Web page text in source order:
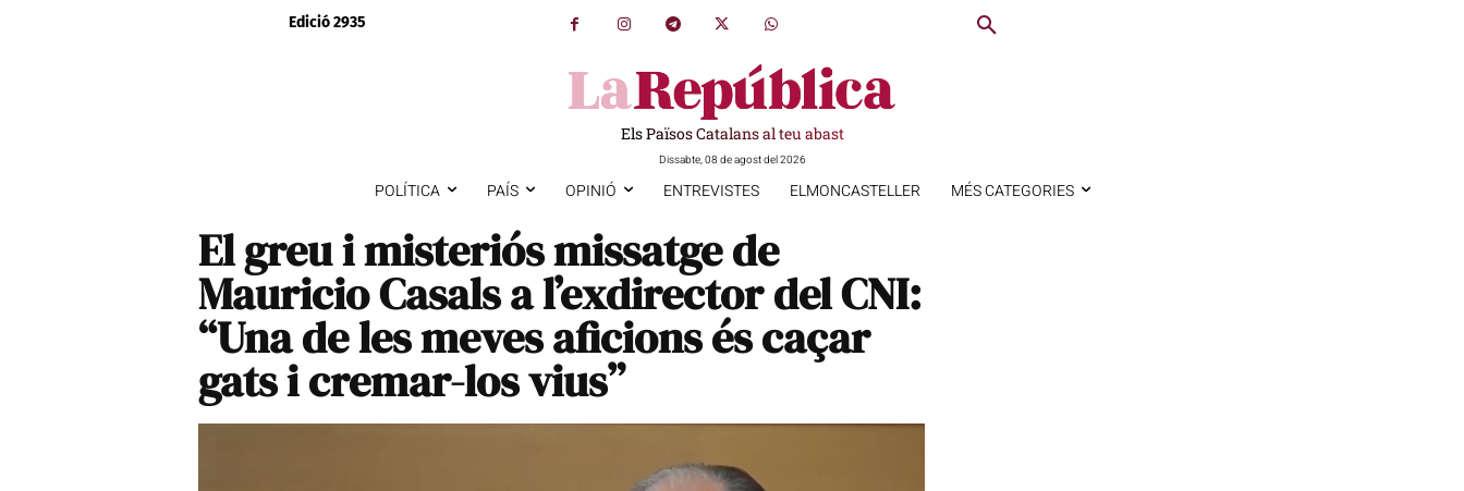
Edició 2935
Els Països Catalans al teu abast
Dissabte, 08 de agost del 2026
POLÍTICA PAÍS OPINIÓ ENTREVISTES ELMONCASTELLER MÉS CATEGORIES
El greu i misteriós missatge de
Mauricio Casals a l’exdirector del CNI:
“Una de les meves aficions és caçar
gats i cremar-los vius”